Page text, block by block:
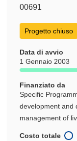
00691
Progetto chiuso
Data di avvio
1 Gennaio 2003
Finanziato da
Specific
development and
management of
Costo totale